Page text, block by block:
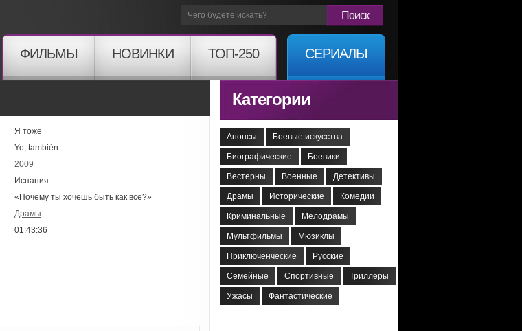
Поиск
ФИЛЬМЫ НОВИНКИ ТОП-250 СЕРИАЛЫ
Я тоже
Yo, también
2009
Испания
«Почему ты хочешь быть как все?»
Драмы
01:43:36
Категории
Анонсы Боевые искусства
Биографические Боевики
Вестерны Военные Детективы
Драмы Исторические Комедии
Криминальные Мелодрамы
Мультфильмы Мюзиклы
Приключенческие Русские
Семейные Спортивные Триллеры
Ужасы Фантастические